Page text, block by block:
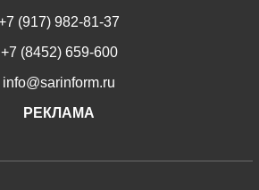
(917) 982-81-37
+7 (8452) 659-600
info@sarinform.ru
РЕКЛАМА